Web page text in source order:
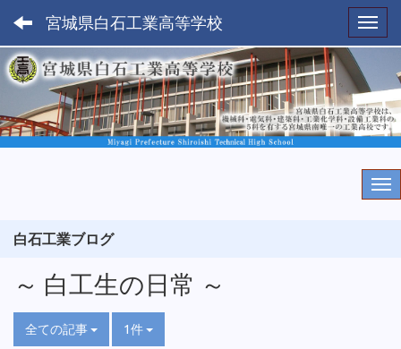
宮城県白石工業高等学校
白石工業ブログ
～ 白工生の日常 ～
全ての記事 1件